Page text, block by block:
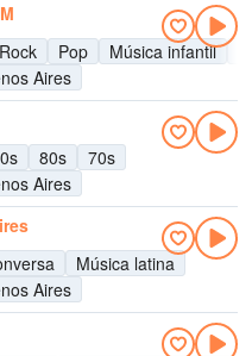
Rock Pop Música infantil
Aires
80s
70s
Aires
Música latina
Aires